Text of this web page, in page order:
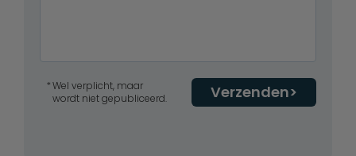
Verzenden
Wel verplicht, maar
wordt niet gepubliceerd.